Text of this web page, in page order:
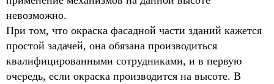
невозможно.
При том, что окраска фасадной части зданий кажется
простой задачей, она обязана производиться
квалифицированными сотрудниками, и в первую
очередь, если окраска производится на высоте. В